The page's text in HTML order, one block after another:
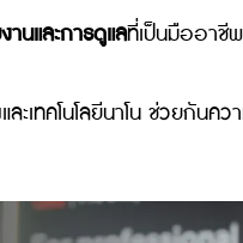
จาก 3Mที่การันตีคุณภ
รฐาน 3Mตั้งแต่การตรว
ง ฟิล์มใสกันรอย (PPF)